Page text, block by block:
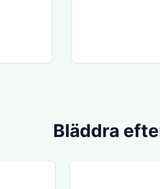
Bläddra